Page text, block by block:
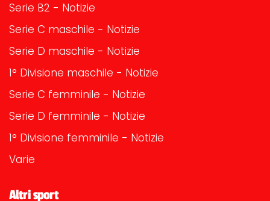
Serie B2 - Notizie
Serie C maschile - Notizie
Serie D maschile - Notizie
1° Divisione maschile - Notizie
Serie C femminile - Notizie
Serie D femminile - Notizie
1° Divisione femminile - Notizie
Varie
Altri sport